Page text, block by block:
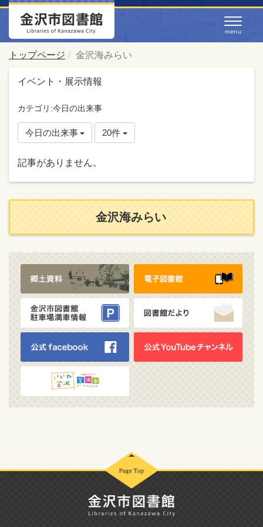
トップページ 金沢海みらい
イベント・展示情報
カテゴリ:今日の出来事
今日の出来事 20件
記事がありません。
金沢海みらい